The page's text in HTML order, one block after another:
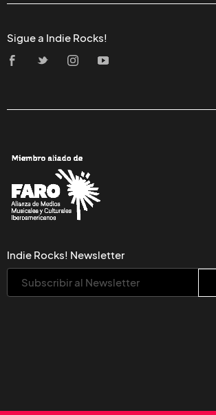
Sigue a Indie Rocks!
Indie Rocks! Newsletter